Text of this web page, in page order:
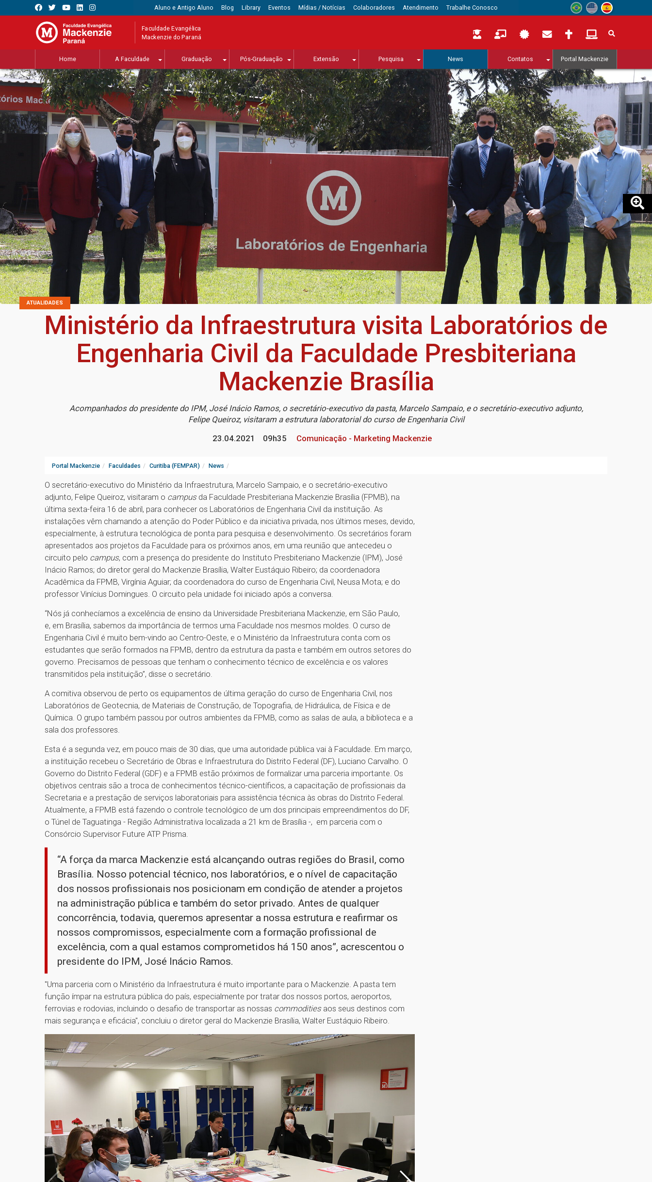
Aluno e Antigo Aluno Blog Library Eventos Mídias / Notícias Colaboradores Atendimento Trabalhe Conosco
Faculdade Evangélica
Mackenzie do Paraná
Home A Faculdade Graduação Pós-Graduação Extensão Pesquisa News Contatos Portal Mackenzie
ATUALIDADES
Ministério da Infraestrutura visita Laboratórios de
Engenharia Civil da Faculdade Presbiteriana
Mackenzie Brasília
Acompanhados do presidente do IPM, José Inácio Ramos, o secretário-executivo da pasta, Marcelo Sampaio, e o secretário-executivo adjunto,
Felipe Queiroz, visitaram a estrutura laboratorial do curso de Engenharia Civil
23.04.2021
09h35 Comunicação - Marketing Mackenzie
Portal Mackenzie Faculdades Curitiba (FEMPAR) News
O secretário-executivo do Ministério da Infraestrutura, Marcelo Sampaio, e o secretário-executivo
adjunto, Felipe Queiroz, visitaram o campus da Faculdade Presbiteriana Mackenzie Brasília (FPMB), na
última sexta-feira 16 de abril, para conhecer os Laboratórios de Engenharia Civil da instituição. As
instalações vêm chamando a atenção do Poder Público e da iniciativa privada, nos últimos meses, devido,
especialmente, à estrutura tecnológica de ponta para pesquisa e desenvolvimento. Os secretários foram
apresentados aos projetos da Faculdade para os próximos anos, em uma reunião que antecedeu o
circuito pelo campus, com a presença do presidente do Instituto Presbiteriano Mackenzie (IPM), José
Inácio Ramos; do diretor geral do Mackenzie Brasília, Walter Eustáquio Ribeiro; da coordenadora
Acadêmica da FPMB, Virgínia Aguiar; da coordenadora do curso de Engenharia Civil, Neusa Mota; e do
professor Vinícius Domingues. O circuito pela unidade foi iniciado após a conversa.
“Nós já conhecíamos a excelência de ensino da Universidade Presbiteriana Mackenzie, em São Paulo,
e, em Brasília, sabemos da importância de termos uma Faculdade nos mesmos moldes. O curso de
Engenharia Civil é muito bem-vindo ao Centro-Oeste, e o Ministério da Infraestrutura conta com os
estudantes que serão formados na FPMB, dentro da estrutura da pasta e também em outros setores do
governo. Precisamos de pessoas que tenham o conhecimento técnico de excelência e os valores
transmitidos pela instituição”, disse o secretário.
A comitiva observou de perto os equipamentos de última geração do curso de Engenharia Civil, nos
Laboratórios de Geotecnia, de Materiais de Construção, de Topografia, de Hidráulica, de Física e de
Química. O grupo também passou por outros ambientes da FPMB, como as salas de aula, a biblioteca e a
sala dos professores.
Esta é a segunda vez, em pouco mais de 30 dias, que uma autoridade pública vai à Faculdade. Em março,
a instituição recebeu o Secretário de Obras e Infraestrutura do Distrito Federal (DF), Luciano Carvalho. O
Governo do Distrito Federal (GDF) e a FPMB estão próximos de formalizar uma parceria importante. Os
objetivos centrais são a troca de conhecimentos técnico-científicos, a capacitação de profissionais da
Secretaria e a prestação de serviços laboratoriais para assistência técnica às obras do Distrito Federal.
Atualmente, a FPMB está fazendo o controle tecnológico de um dos principais empreendimentos do DF,
o Túnel de Taguatinga - Região Administrativa localizada a 21 km de Brasília -, em parceria com o
Consórcio Supervisor Future ATP Prisma.
“A força da marca Mackenzie está alcançando outras regiões do Brasil, como
Brasília. Nosso potencial técnico, nos laboratórios, e o nível de capacitação
dos nossos profissionais nos posicionam em condição de atender a projetos
na administração pública e também do setor privado. Antes de qualquer
concorrência, todavia, queremos apresentar a nossa estrutura e reafirmar os
nossos compromissos, especialmente com a formação profissional de
excelência, com a qual estamos comprometidos há 150 anos”, acrescentou o
presidente do IPM, José Inácio Ramos.
"Uma parceria com o Ministério da Infraestrutura é muito importante para o Mackenzie. A pasta tem
função ímpar na estrutura pública do país, especialmente por tratar dos nossos portos, aeroportos,
ferrovias e rodovias, incluindo o desafio de transportar as nossas commodities aos seus destinos com
mais segurança e eficácia", concluiu o diretor geral do Mackenzie Brasília, Walter Eustáquio Ribeiro.